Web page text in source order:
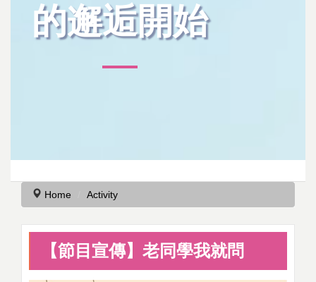
的邂逅開始
Home Activity
【節目宣傳】老同學我就問